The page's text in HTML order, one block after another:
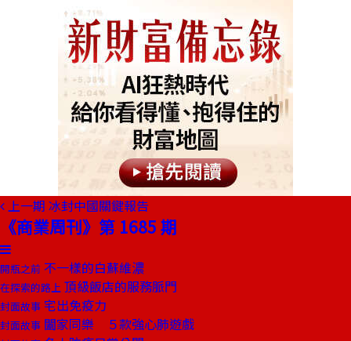
上一期 冰封中國關鍵報告
《商業周刊》第 1685 期
開瓶之前 不一樣的白蘇維濃
在探索的路上 頂級飯店的服務脈門
封面故事 宅出免疫力
封面故事 闔家同樂 ５款強心肺遊戲